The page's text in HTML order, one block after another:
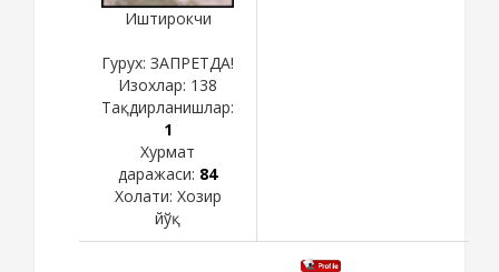
Иштирокчи
Гурух: ЗАПРЕТДА!
Изохлар: 138
Тақдирланишлар:
1
Хурмат
даражаси: 84
Холати: Хозир
йўқ